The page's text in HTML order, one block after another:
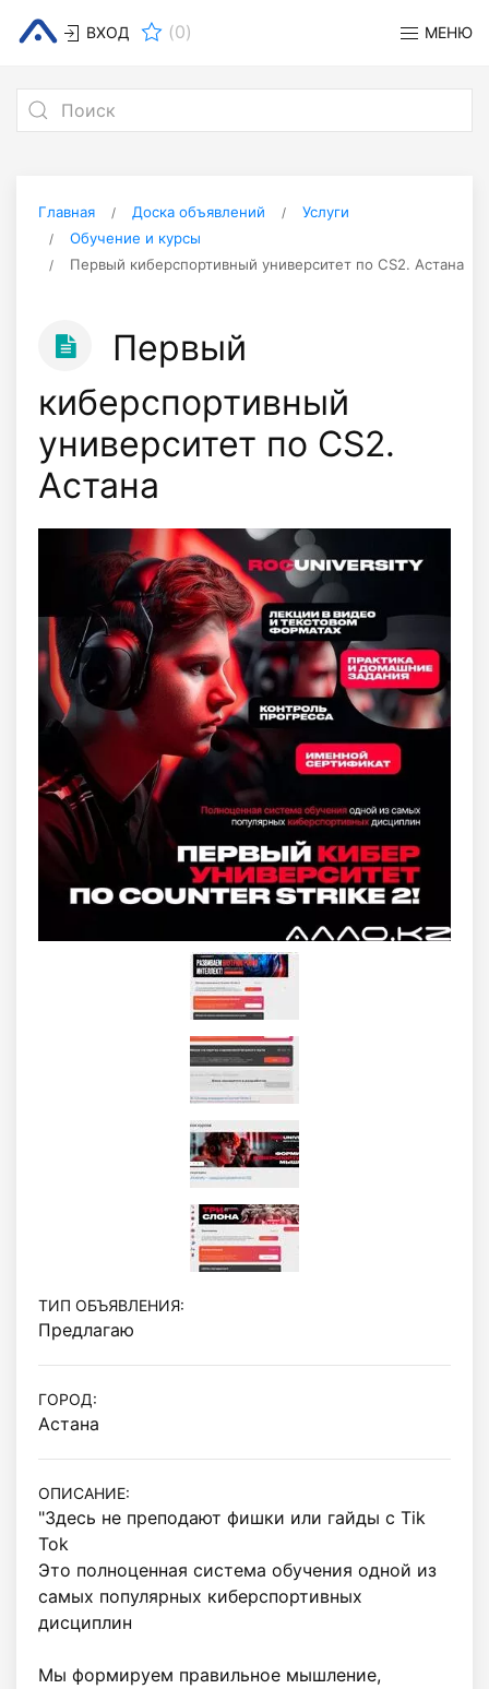
ВХОД (0) МЕНЮ
Главная Доска объявлений
Услуги
Обучение и курсы
Первый киберспортивный университет по CS2. Астана
Первый
киберспортивный
университет по CS2.
Астана
ТИП ОБЪЯВЛЕНИЯ:
Предлагаю
ГОРОД:
Астана
ОПИСАНИЕ:
"Здесь не преподают фишки или гайды с Tik
Tok
Это полноценная система обучения одной из
самых популярных киберспортивных
дисциплин
Мы формируем правильное мышление,